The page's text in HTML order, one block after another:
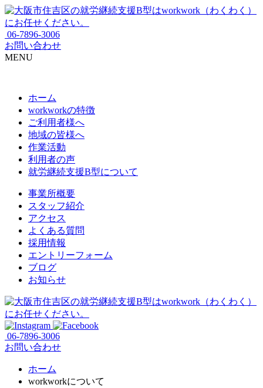
06-7896-3006
お問い合わせ
MENU
ホーム
workworkの特徴
ご利用者様へ
地域の皆様へ
作業活動
利用者の声
就労継続支援B型について
事業所概要
スタッフ紹介
アクセス
よくある質問
採用情報
エントリーフォーム
ブログ
お知らせ
06-7896-3006
お問い合わせ
ホーム
workworkについて